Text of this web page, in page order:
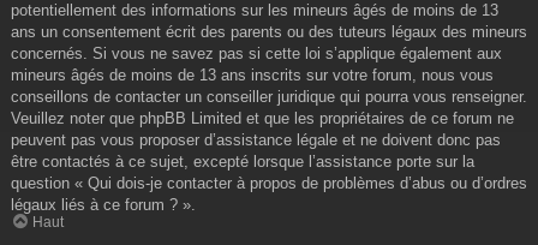
potentiellement des informations sur les mineurs âgés de moins de 13
ans un consentement écrit des parents ou des tuteurs légaux des mineurs
concernés. Si vous ne savez pas si cette loi s’applique également aux
mineurs âgés de moins de 13 ans inscrits sur votre forum, nous vous
conseillons de contacter un conseiller juridique qui pourra vous renseigner.
Veuillez noter que phpBB Limited et que les propriétaires de ce forum ne
peuvent pas vous proposer d’assistance légale et ne doivent donc pas
être contactés à ce sujet, excepté lorsque l’assistance porte sur la
question « Qui dois-je contacter à propos de problèmes d’abus ou d’ordres
légaux liés à ce forum ? ».
Haut